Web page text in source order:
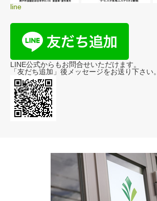
line
LINE公式からもお問合せいただけます。
「友だち追加」後メッセージをお送り下さい。